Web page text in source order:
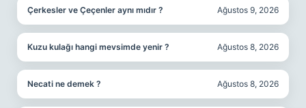
Çerkesler ve Çeçenler aynı mıdır ? Ağustos 9, 2026
Kuzu kulağı hangi mevsimde yenir ? Ağustos 8, 2026
Necati ne demek ? Ağustos 8, 2026